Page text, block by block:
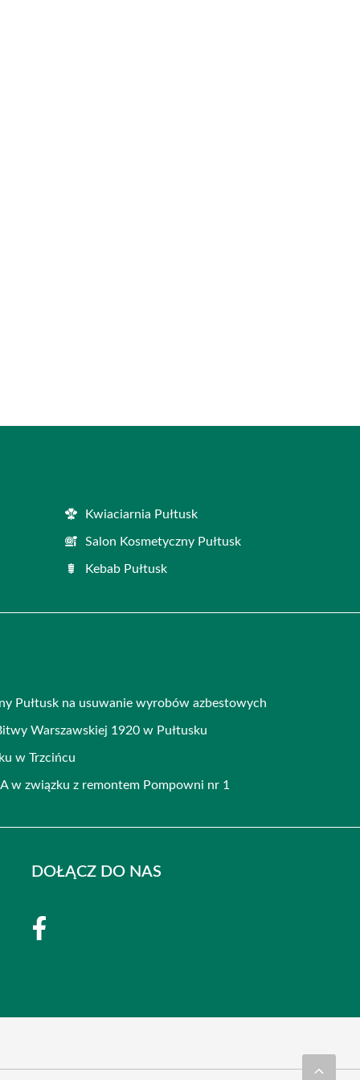
Kwiaciarnia Pułtusk
Salon Kosmetyczny Pułtusk
Kebab Pułtusk
Pułtusk na usuwanie wyrobów azbestowych
Warszawskiej 1920 w Pułtusku
w Trzcińcu
A w związku z remontem Pompowni nr 1
DOŁĄCZ DO NAS